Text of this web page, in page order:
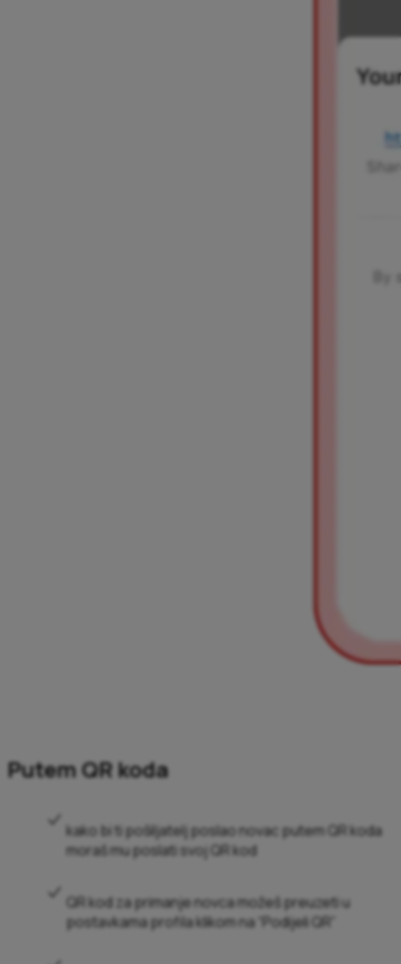
Putem QR koda
kako bi ti pošiljatelj poslao novac putem QR koda
moraš mu poslati svoj QR kod
QR kod za primanje novca možeš preuzeti u
postavkama profila klikom na “Podijeli QR”